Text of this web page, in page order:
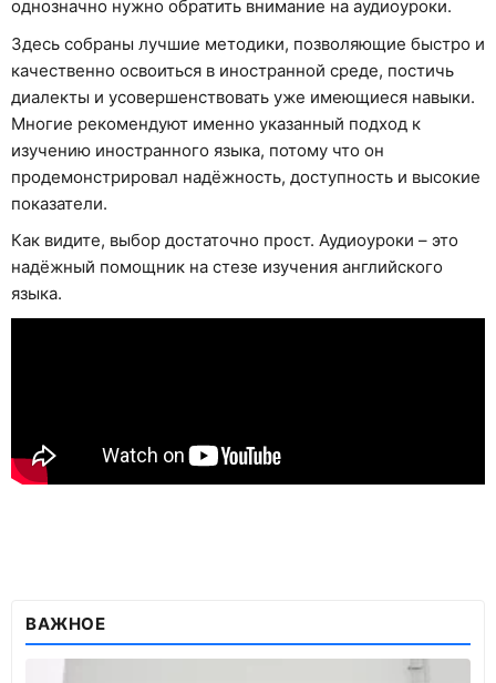
однозначно нужно обратить внимание на аудиоуроки.
Здесь собраны лучшие методики, позволяющие быстро и
качественно освоиться в иностранной среде, постичь
диалекты и усовершенствовать уже имеющиеся навыки.
Многие рекомендуют именно указанный подход к
изучению иностранного языка, потому что он
продемонстрировал надёжность, доступность и высокие
показатели.
Как видите, выбор достаточно прост. Аудиоуроки – это
надёжный помощник на стезе изучения английского
языка.
ВАЖНОЕ